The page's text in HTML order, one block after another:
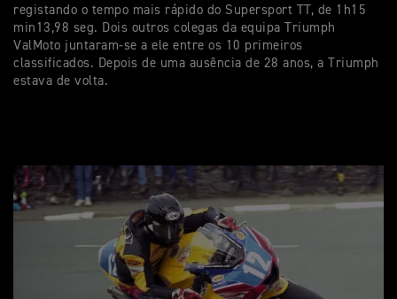
registando o tempo mais rápido do Supersport TT, de 1h15
min13,98 seg. Dois outros colegas da equipa Triumph
ValMoto juntaram-se a ele entre os 10 primeiros
classificados. Depois de uma ausência de 28 anos, a Triumph
estava de volta.